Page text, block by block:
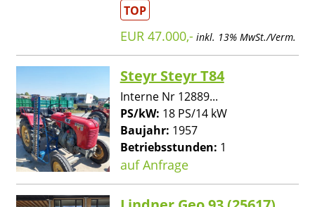
TOP
EUR 47.000,- inkl. 13% MwSt./Verm.
Steyr Steyr T84
Interne Nr 12889...
PS/kW: 18 PS/14 kW
Baujahr: 1957
Betriebsstunden: 1
auf Anfrage